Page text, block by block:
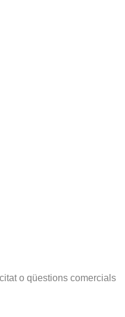
o qüestions comercials